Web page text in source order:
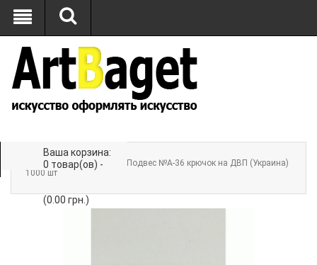
Ваша корзина:
0 товар(ов) -
(0.00 грн.)
Главная»ФУРНИТУРА
» Подвес №A-36 крючок на ДВП (Украина)
1000 шт